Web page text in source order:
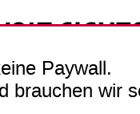
Paywall.
brauchen wir